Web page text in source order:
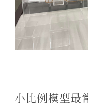
小比例模型最